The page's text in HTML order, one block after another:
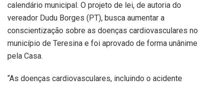
calendário municipal. O projeto de lei, de autoria do
vereador Dudu Borges (PT), busca aumentar a
conscientização sobre as doenças cardiovasculares no
município de Teresina e foi aprovado de forma unânime
pela Casa.
“As doenças cardiovasculares, incluindo o acidente